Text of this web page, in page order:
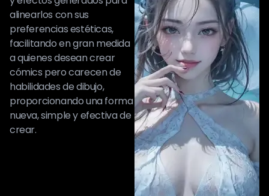
alinearlos con sus
preferencias estéticas,
facilitando en gran medida
a quienes desean crear
cómics pero carecen de
habilidades de dibujo,
proporcionando una forma
nueva, simple y efectiva de
crear.